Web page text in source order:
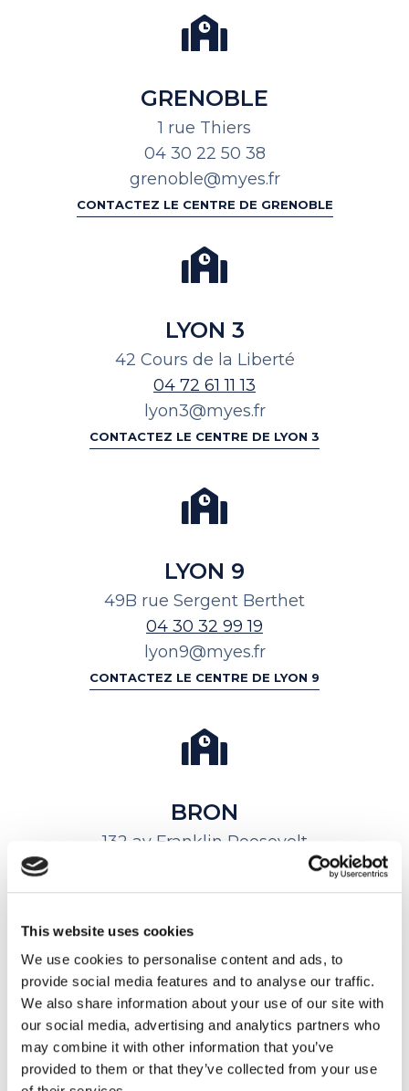
This website uses cookies
We use cookies to personalise content and ads, to
provide social media features and to analyse our traffic.
We also share information about your use of our site with
our social media, advertising and analytics partners who
may combine it with other information that you’ve
provided to them or that they’ve collected from your use
GRENOBLE
1 rue Thiers
04 30 22 50 38
grenoble@myes.fr
CONTACTEZ LE CENTRE DE GRENOBLE
LYON 3
42 Cours de la Liberté
04 72 61 11 13
lyon3@myes.fr
CONTACTEZ LE CENTRE DE LYON 3
LYON 9
49B rue Sergent Berthet
04 30 32 99 19
lyon9@myes.fr
CONTACTEZ LE CENTRE DE LYON 9
BRON
132 av Franklin Roosevelt
bron@myes.fr